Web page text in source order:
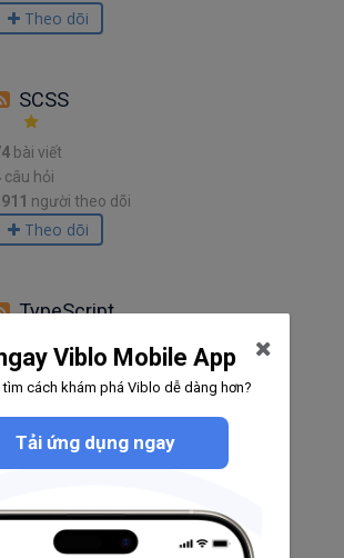
Theo dõi
SCSS
bài viết
câu hỏi
người theo dõi
Theo dõi
TypeScript
bài viết
câu hỏi
Theo dõi
CSS3
Viblo Mobile App
tìm cách khám phá Viblo dễ dàng hơn?
Tải ứng dụng ngay